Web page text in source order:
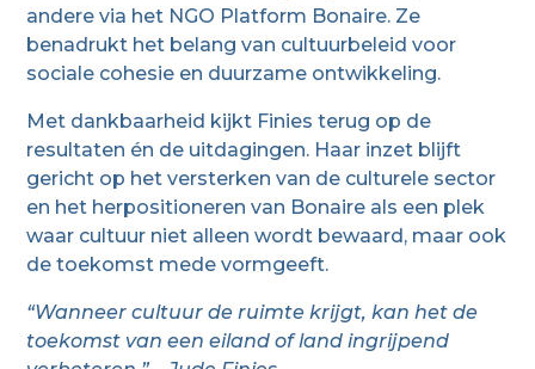
andere via het NGO Platform Bonaire. Ze
benadrukt het belang van cultuurbeleid voor
sociale cohesie en duurzame ontwikkeling.
Met dankbaarheid kijkt Finies terug op de
resultaten én de uitdagingen. Haar inzet blijft
gericht op het versterken van de culturele sector
en het herpositioneren van Bonaire als een plek
waar cultuur niet alleen wordt bewaard, maar ook
de toekomst mede vormgeeft.
“Wanneer cultuur de ruimte krijgt, kan het de
toekomst van een eiland of land ingrijpend